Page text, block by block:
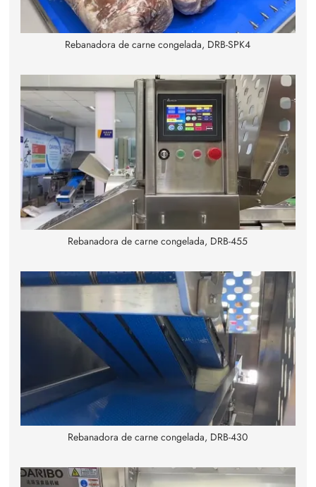
Rebanadora de carne congelada, DRB-SPK4
Rebanadora de carne congelada, DRB-455
Rebanadora de carne congelada, DRB-430